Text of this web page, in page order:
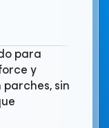
para
y
sin